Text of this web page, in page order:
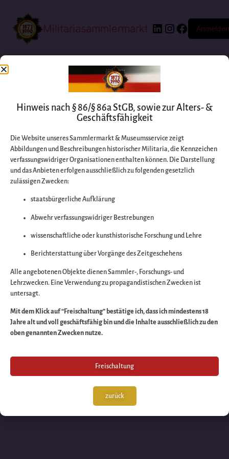
Militariasammlermarkt Anmelden
Entschuldigen Sie
bitte die
Wir arbeiten an
großartigen Sache
schauen Sie bald
wieder vorbei!
Hinweis nach § 86/§ 86a StGB, sowie zur Alters- &
Geschäftsfähigkeit
Die Website unseres Sammlermarkt & Museumsservice zeigt
Abbildungen und Beschreibungen historischer Militaria, die Kennzeichen
verfassungswidriger Organisationen enthalten können. Die Darstellung
und das Anbieten erfolgen ausschließlich zu folgenden gesetzlich
zulässigen Zwecken:
staatsbürgerliche Aufklärung
Abwehr verfassungswidriger Bestrebungen
wissenschaftliche oder kunsthistorische Forschung und Lehre
Berichterstattung über Vorgänge des Zeitgeschehens
Alle angebotenen Objekte dienen Sammler-, Forschungs- und
Lehrzwecken. Eine Verwendung zu propagandistischen Zwecken ist
untersagt.
Mit dem Klick auf “Freischaltung” bestätige ich, dass ich mindestens 18
Jahre alt und voll geschäftsfähig bin und die Inhalte ausschließlich zu den
oben genannten Zwecken nutze.
Freischaltung
zurück